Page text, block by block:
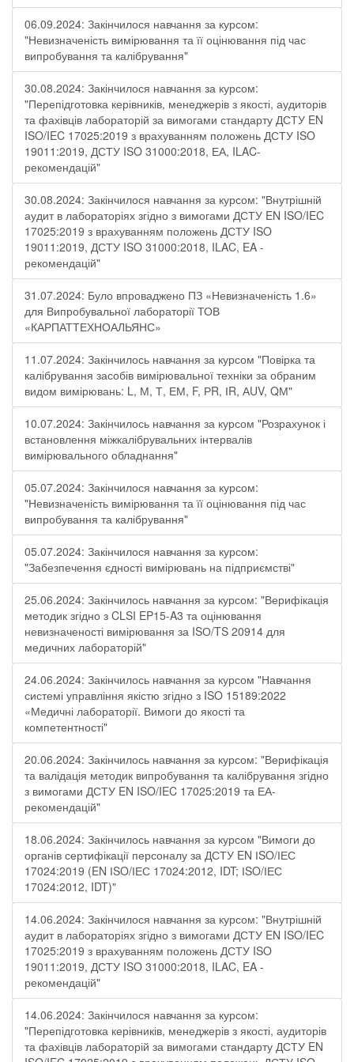
06.09.2024: Закінчилося навчання за курсом:
"Невизначеність вимірювання та її оцінювання під час
випробування та калібрування"
30.08.2024: Закінчилося навчання за курсом:
"Перепідготовка керівників, менеджерів з якості, аудиторів
та фахівців лабораторій за вимогами стандарту ДСТУ EN
ISO/IEC 17025:2019 з врахуванням положень ДСТУ ISO
19011:2019, ДСТУ ISO 31000:2018, ЕА, ILAC-
рекомендацій"
30.08.2024: Закінчилося навчання за курсом: "Внутрішній
аудит в лабораторіях згідно з вимогами ДСТУ EN ISO/IEC
17025:2019 з врахуванням положень ДСТУ ISO
19011:2019, ДСТУ ISO 31000:2018, ILAC, EA -
рекомендацій"
31.07.2024: Було впроваджено ПЗ «Невизначеність 1.6»
для Випробувальної лабораторії ТОВ
«КАРПАТТЕХНОАЛЬЯНС»
11.07.2024: Закінчилось навчання за курсом "Повірка та
калібрування засобів вимірювальної техніки за обраним
видом вимірювань: L, М, Т, ЕМ, F, РR, ІR, АUV, QМ"
10.07.2024: Закінчилось навчання за курсом "Розрахунок і
встановлення міжкалібрувальних інтервалів
вимірювального обладнання"
05.07.2024: Закінчилося навчання за курсом:
"Невизначеність вимірювання та її оцінювання під час
випробування та калібрування"
05.07.2024: Закінчилося навчання за курсом:
"Забезпечення єдності вимірювань на підприємстві"
25.06.2024: Закінчилось навчання за курсом: "Верифікація
методик згідно з CLSI EP15-A3 та оцінювання
невизначеності вимірювання за ISО/TS 20914 для
медичних лабораторій"
24.06.2024: Закінчилось навчання за курсом "Навчання
системі управління якістю згідно з ISO 15189:2022
«Медичні лабораторії. Вимоги до якості та
компетентності"
20.06.2024: Закінчилось навчання за курсом: "Верифікація
та валідація методик випробування та калібрування згідно
з вимогами ДСТУ EN ISO/IEC 17025:2019 та ЕА-
рекомендацій"
18.06.2024: Закінчилось навчання за курсом "Вимоги до
органів сертифікації персоналу за ДСТУ EN ІSO/ІЕС
17024:2019 (EN ІSO/ІЕС 17024:2012, IDT; ІSO/ІЕС
17024:2012, IDT)"
14.06.2024: Закінчилося навчання за курсом: "Внутрішній
аудит в лабораторіях згідно з вимогами ДСТУ EN ISO/IEC
17025:2019 з врахуванням положень ДСТУ ISO
19011:2019, ДСТУ ISO 31000:2018, ILAC, EA -
рекомендацій"
14.06.2024: Закінчилося навчання за курсом:
"Перепідготовка керівників, менеджерів з якості, аудиторів
та фахівців лабораторій за вимогами стандарту ДСТУ EN